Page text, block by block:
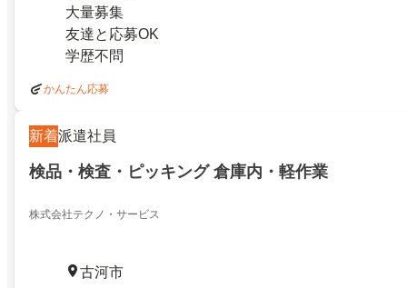
大量募集
友達と応募OK
学歴不問
かんたん応募
新着派遣社員
検品・検査・ピッキング 倉庫内・軽作業
株式会社テクノ・サービス
古河市